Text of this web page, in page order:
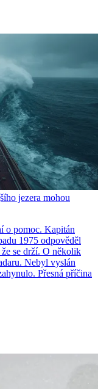
jezera mohou
o pomoc. Kapitán
1975 odpověděl
se drží. O několik
Nebyl vyslán
Přesná příčina